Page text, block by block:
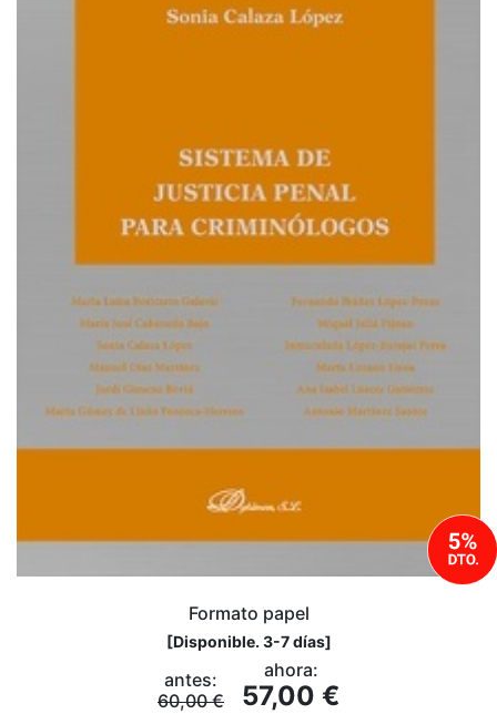
Formato papel
[Disponible. 3-7 días]
antes:
60,00 €
ahora:
57,00 €